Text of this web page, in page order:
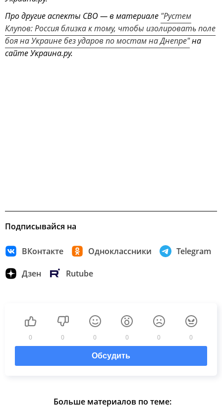
Про другие аспекты СВО — в материале "Рустем
Клупов: Россия близка к тому, чтобы изолировать поле
боя на Украине без ударов по мостам на Днепре"на
сайте Украина.ру.
Подписывайся на
ВКонтакте Одноклассники Telegram
Дзен Rutube
0 0 0 0 0 0
Обсудить
Больше материалов по теме: